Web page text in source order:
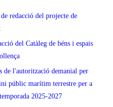
redacció del projecte de
del Catàleg de béns i espais
de l'autorització demanial per
públic marítim terrestre per a
2025-2027